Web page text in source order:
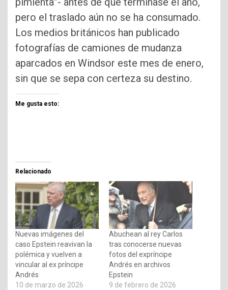
pero el traslado aún no se ha consumado.
Los medios británicos han publicado
fotografías de camiones de mudanza
aparcados en Windsor este mes de enero,
sin que se sepa con certeza su destino.
Me gusta esto:
Relacionado
Nuevas imágenes del
caso Epstein reavivan la
polémica y vuelven a
vincular al ex príncipe
Andrés
10 de marzo de 2026
Abuchean al rey Carlos
tras conocerse nuevas
fotos del expríncipe
Andrés en archivos
Epstein
9 de febrero de 2026